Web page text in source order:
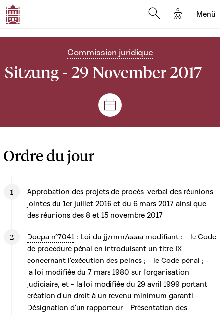
Options
Menü
Commission juridique
Sitzung - 29 November 2017
Plenar- und
Ordre du jour
Approbation des projets de procès-verbal des réunions
jointes du 1er juillet 2016 et du 6 mars 2017 ainsi que
des réunions des 8 et 15 novembre 2017
Docpa n°7041 : Loi du jj/mm/aaaa modifiant : - le Code
de procédure pénal en introduisant un titre IX
concernant l'exécution des peines ; - le Code pénal ; -
la loi modifiée du 7 mars 1980 sur l'organisation
judiciaire, et - la loi modifiée du 29 avril 1999 portant
création d'un droit à un revenu minimum garanti -
Désignation d'un rapporteur - Présentation des